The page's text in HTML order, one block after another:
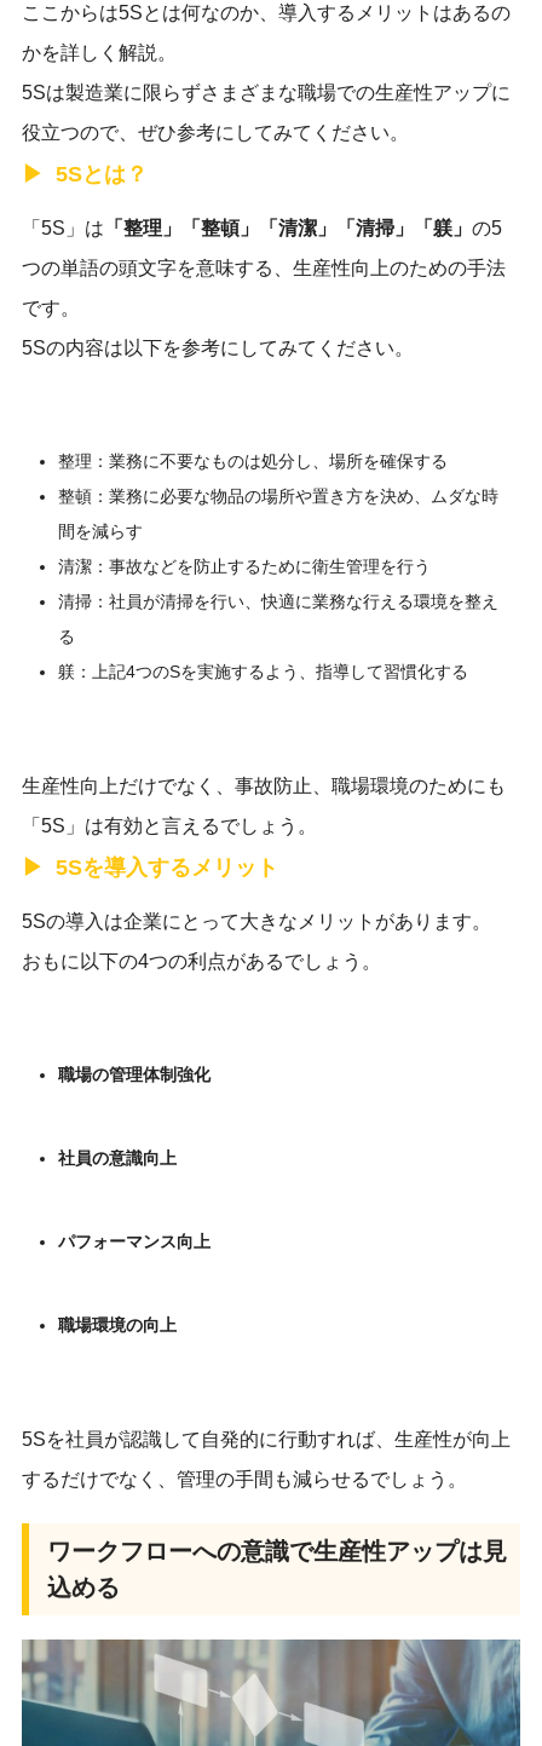
ここからは5Sとは何なのか、導入するメリットはあるの
かを詳しく解説。
5Sは製造業に限らずさまざまな職場での生産性アップに
役立つので、ぜひ参考にしてみてください。
5Sとは？
「5S」は 「整理」「整頓」「清潔」「清掃」「躾」 の5
つの単語の頭文字を意味する、生産性向上のための手法
です。
5Sの内容は以下を参考にしてみてください。
整理：業務に不要なものは処分し、場所を確保する
整頓：業務に必要な物品の場所や置き方を決め、ムダな時
間を減らす
清潔：事故などを防止するために衛生管理を行う
清掃：社員が清掃を行い、快適に業務な行える環境を整え
る
躾：上記4つのSを実施するよう、指導して習慣化する
生産性向上だけでなく、事故防止、職場環境のためにも
「5S」は有効と言えるでしょう。
5Sを導入するメリット
5Sの導入は企業にとって大きなメリットがあります。
おもに以下の4つの利点があるでしょう。
職場の管理体制強化
社員の意識向上
パフォーマンス向上
職場環境の向上
5Sを社員が認識して自発的に行動すれば、生産性が向上
するだけでなく、管理の手間も減らせるでしょう。
ワークフローへの意識で生産性アップは見
込める